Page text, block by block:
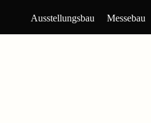
Ausstellungsbau Messebau